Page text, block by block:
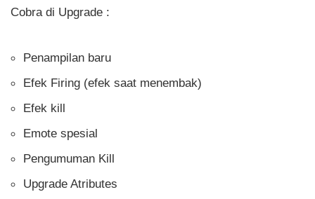
Cobra di Upgrade :
Penampilan baru
Efek Firing (efek saat menembak)
Efek kill
Emote spesial
Pengumuman Kill
Upgrade Atributes